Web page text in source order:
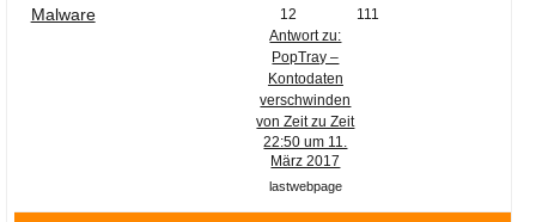
Malware 12
111
Antwort zu:
PopTray –
Kontodaten
verschwinden
von Zeit zu Zeit
22:50 um 11.
März 2017
lastwebpage